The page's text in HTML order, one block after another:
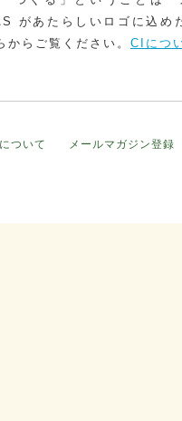
があたらしいロゴに込め
からご覧ください。 CIにつ
ついて メールマガジン登録